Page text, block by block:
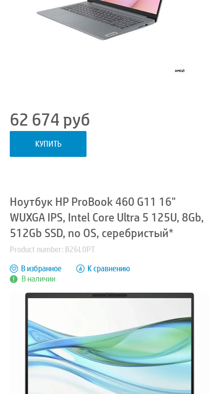
62 674руб
КУПИТЬ
Ноутбук HP ProBook 460 G11 16"
WUXGA IPS, Intel Core Ultra 5 125U, 8Gb,
512Gb SSD, no OS, серебристый*
Product number: B26L0PT
В наличии
В избранное К сравнению